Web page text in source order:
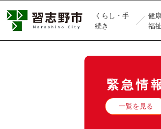
くらし・手
続き
健
福祉
緊急情
一覧を見る